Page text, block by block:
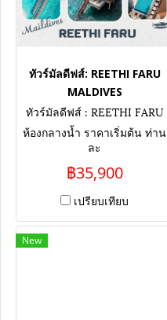
ทัวร์มัลดีฟส์: REETHI FARU
MALDIVES
ทัวร์มัลดีฟส์ : REETHI FARU
MALDIVES
ห้องกลางน้ำ ราคาเริ่มต้น ท่าน
ละ
฿35,900
เปรียบเทียบ
New